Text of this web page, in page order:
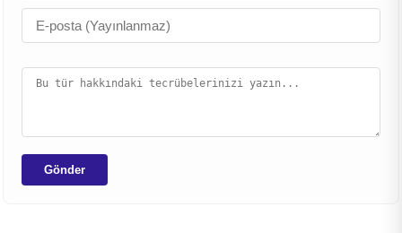
Gönder